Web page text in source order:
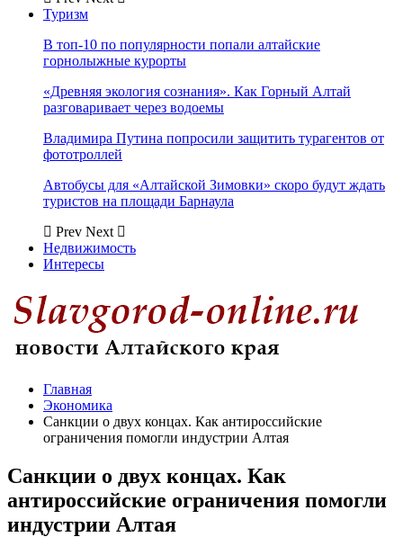
Туризм
В топ-10 по популярности попали алтайские
горнолыжные курорты
«Древняя экология сознания». Как Горный Алтай
разговаривает через водоемы
Владимира Путина попросили защитить турагентов от
фототроллей
Автобусы для «Алтайской Зимовки» скоро будут ждать
туристов на площади Барнаула
Prev Next
Недвижимость
Интересы
Главная
Экономика
Санкции о двух концах. Как антироссийские
ограничения помогли индустрии Алтая
Санкции о двух концах. Как
антироссийские ограничения помогли
индустрии Алтая